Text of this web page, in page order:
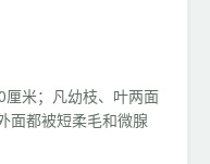
米；凡幼枝、叶两面
面都被短柔毛和微腺